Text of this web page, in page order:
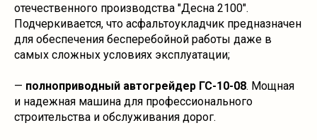
отечественного производства "Десна 2100".
Подчеркивается, что асфальтоукладчик предназначен
для обеспечения бесперебойной работы даже в
самых сложных условиях эксплуатации;
— полноприводный автогрейдер ГС-10-08. Мощная
и надежная машина для профессионального
строительства и обслуживания дорог.